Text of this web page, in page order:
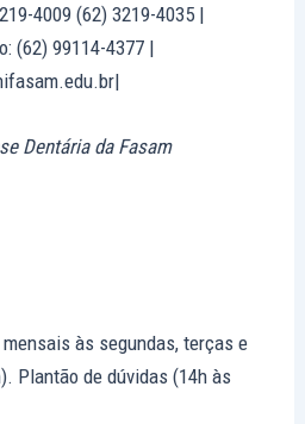
4009 (62) 3219-4035 |
(62) 99114-4377 |
Dentária da Fasam
às segundas, terças e
Plantão de dúvidas (14h às